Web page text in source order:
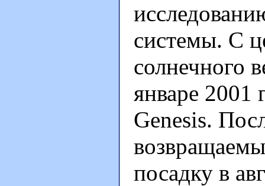
системы. С
солнечного
январе 2001
Genesis.
посадку в